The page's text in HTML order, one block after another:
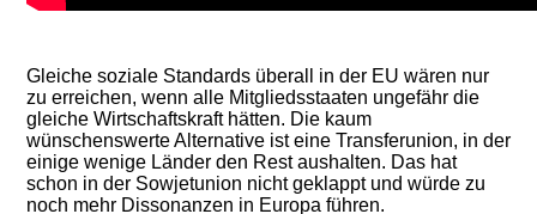
Gleiche soziale Standards überall in der EU wären nur
zu erreichen, wenn alle Mitgliedsstaaten ungefähr die
gleiche Wirtschaftskraft hätten. Die kaum
wünschenswerte Alternative ist eine Transferunion, in der
einige wenige Länder den Rest aushalten. Das hat
schon in der Sowjetunion nicht geklappt und würde zu
noch mehr Dissonanzen in Europa führen.